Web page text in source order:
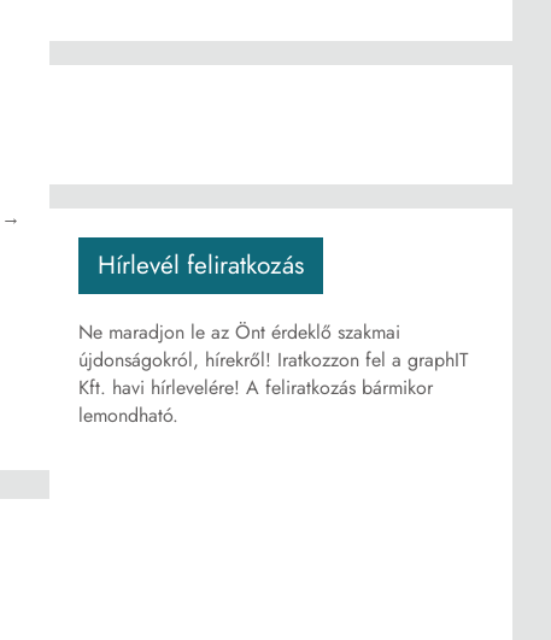
→
Hírlevél feliratkozás
Ne maradjon le az Önt érdeklő szakmai
újdonságokról, hírekről! Iratkozzon fel a graphIT
Kft. havi hírlevelére! A feliratkozás bármikor
lemondható.